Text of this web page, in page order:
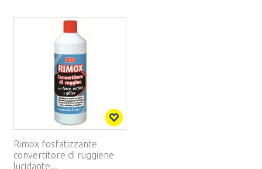
Rimox fosfatizzante
convertitore di ruggiene
lucidante...